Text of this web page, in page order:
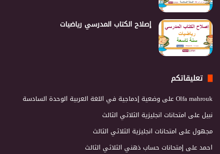
إصلاح الكتاب المدرسي رياضيات
تعليقاتكم
Olfa mahroukعلى وضعية إدماجية في اللغة العربية الوحدة السادسة
نبيلعلى امتحانات انجليزية الثلاثي الثالث
مجهولعلى امتحانات انجليزية الثلاثي الثالث
احمدعلى إمتحانات حساب ذهني الثلاثي الثالث